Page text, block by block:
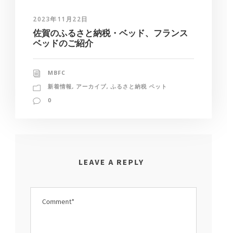
2023年11月22日
佐賀のふるさと納税・ベッド、フランス
ベッドのご紹介
MBFC
新着情報, アーカイブ, ふるさと納税 ペット
0
LEAVE A REPLY